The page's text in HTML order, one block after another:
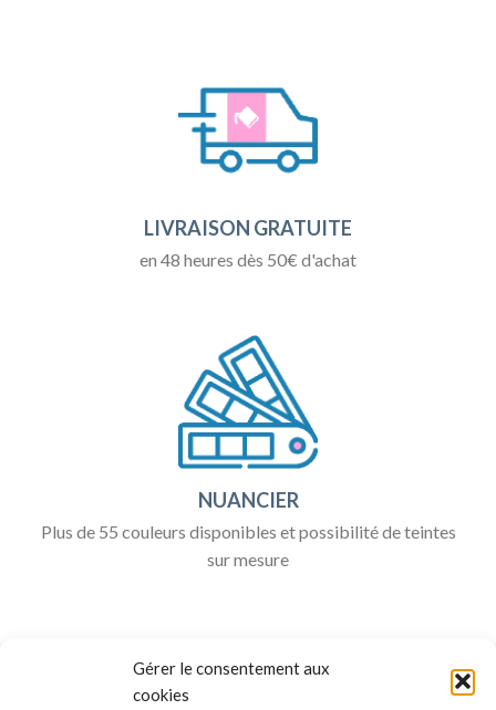
Gérer le consentement aux
cookies
LIVRAISON GRATUITE
en 48 heures dès 50€ d'achat
NUANCIER
Plus de 55 couleurs disponibles et possibilité de teintes
sur mesure